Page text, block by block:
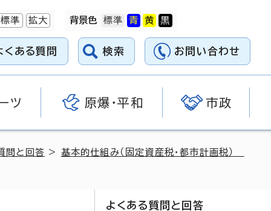
標準 拡大 背景色
くある質問 検索 お問い合わせ
ツ 原爆・平和 市政
問と回答 > 基本的仕組み（固定資産税・都市計画税）
よくある質問と回答